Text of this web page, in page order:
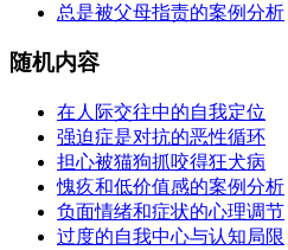
总是被父母指责的案例分析
随机内容
在人际交往中的自我定位
强迫症是对抗的恶性循环
担心被猫狗抓咬得狂犬病
愧疚和低价值感的案例分析
负面情绪和症状的心理调节
过度的自我中心与认知局限